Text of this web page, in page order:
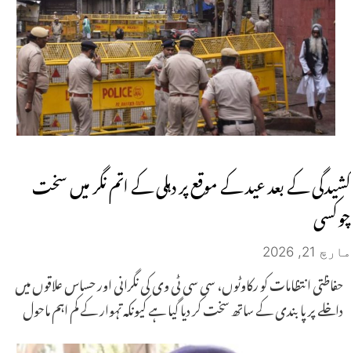
کشیدگی کے بعد عید کے موقع پر دہلی کے اتم نگر میں سخت
چوکسی
مارچ 21, 2026
حفاظتی انتظامات کو رکاوٹوں، سی سی ٹی وی کی نگرانی اور حساس علاقوں میں
داخلے پر پابندی کے ساتھ سخت کر دیا گیا ہے کیونکہ تہوار کے کم اہم ماحول